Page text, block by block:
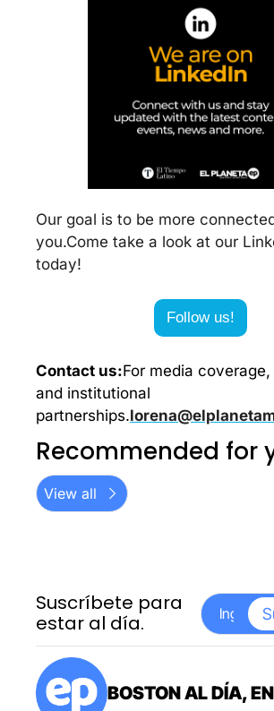
Our goal is to be more
you.Come take a look at our
today!
Follow us!
Contact us:For media coverage,
and institutional
partnerships.
Recommended for
View all
Suscríbete para
estar al día.
BOSTON AL DÍA,